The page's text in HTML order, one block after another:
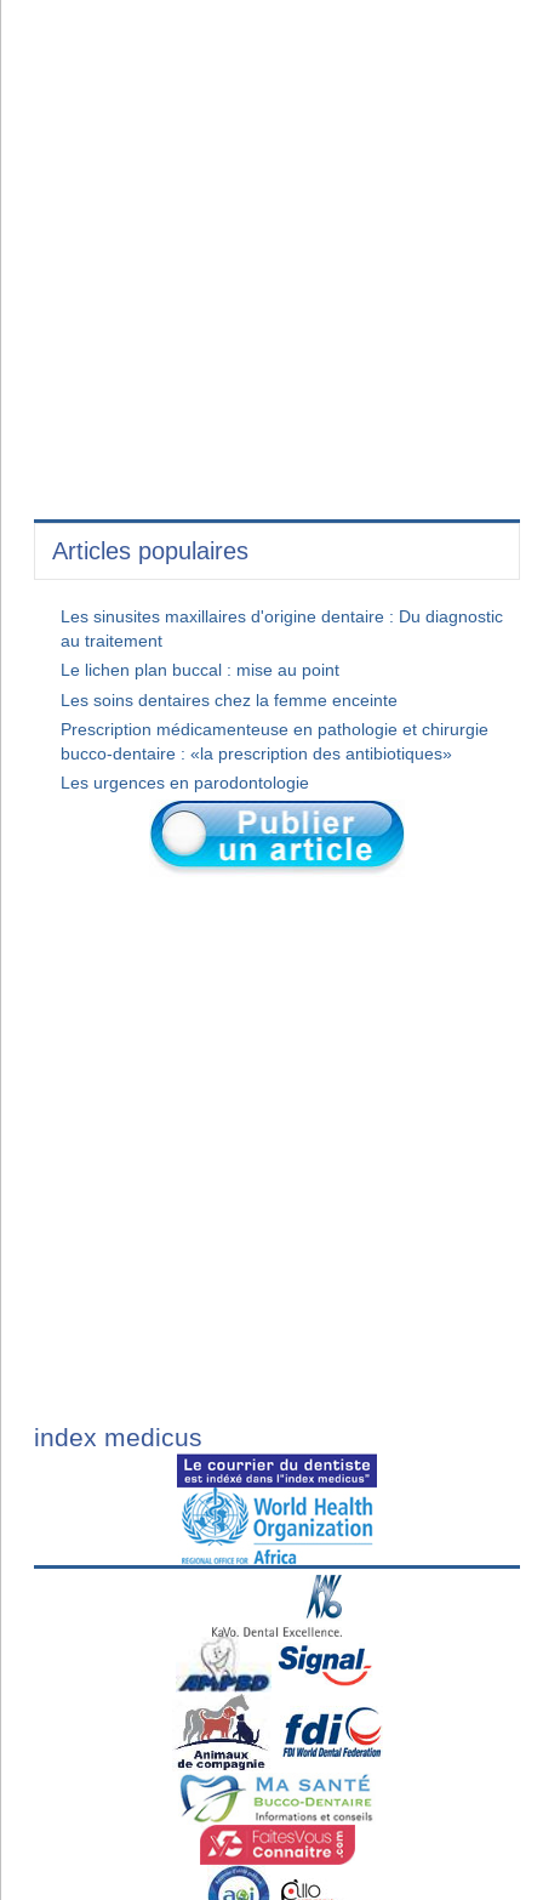
Articles populaires
Les sinusites maxillaires d'origine dentaire : Du diagnostic
au traitement
Le lichen plan buccal : mise au point
Les soins dentaires chez la femme enceinte
Prescription médicamenteuse en pathologie et chirurgie
bucco-dentaire : «la prescription des antibiotiques»
Les urgences en parodontologie
index medicus